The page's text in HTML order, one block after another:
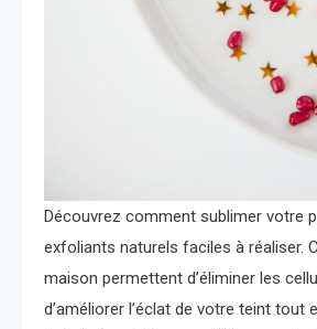
Découvrez comment sublimer votre
exfoliants naturels faciles à réaliser.
maison permettent d’éliminer les
d’améliorer l’éclat de votre teint tout